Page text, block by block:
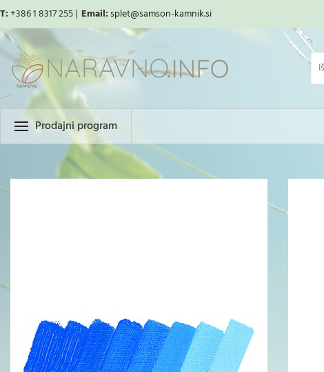
T:+386 1 8317 255 | Email:splet@samson-kamnik.si
Prodajni program